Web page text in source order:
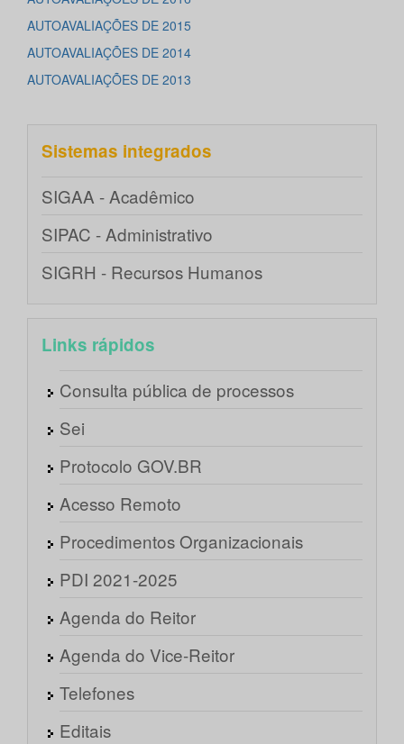
AUTOAVALIAÇÕES DE 2015
AUTOAVALIAÇÕES DE 2014
AUTOAVALIAÇÕES DE 2013
Sistemas integrados
SIGAA - Acadêmico
SIPAC - Administrativo
SIGRH - Recursos Humanos
Links rápidos
Consulta pública de processos
Sei
Protocolo GOV.BR
Acesso Remoto
Procedimentos Organizacionais
PDI 2021-2025
Agenda do Reitor
Agenda do Vice-Reitor
Telefones
Editais